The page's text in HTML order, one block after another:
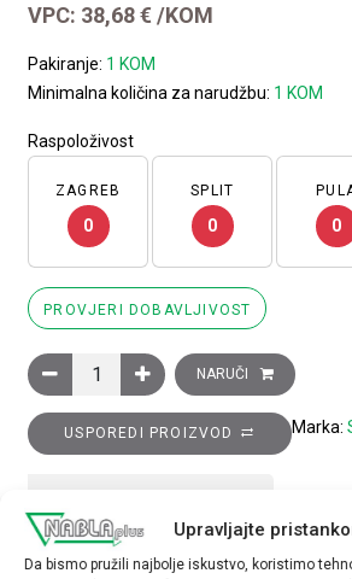
Upravljajte
Da bismo pružili najbolje iskustvo, koristimo
VPC: 38,68€ /KOM
Pakiranje: 1 KOM
Minimalna količina za narudžbu: 1 KOM
Raspoloživost
ZAGREB
0
SPLIT
0 0
PROVJERI DOBAVLJIVOST
Glava preklopke, upuštena, s
NARUČI
USPOREDI PROIZVOD Marka:
Tip opreme